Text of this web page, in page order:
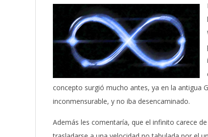
concepto surgió mucho antes, ya en la antigua
inconmensurable, y no iba desencaminado.
Además les comentaría, que el infinito carece